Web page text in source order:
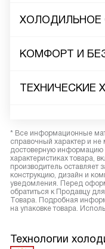
ХОЛОДИЛЬНОЕ
КОМФОРТ И
ТЕХНИЧЕСКИЕ
* Все информационные
справочный характер и не
достоверную информацию
характеристиках товара,
производитель оставляет
конструкцию, дизайн и
уведомления. Перед
обратиться к Продавцу
Товара. Подробная
на упаковке товара.
Технологии